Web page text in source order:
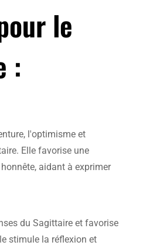
le
:
l'optimisme et
Elle favorise une
aidant à exprimer
du Sagittaire et favorise
stimule la réflexion et